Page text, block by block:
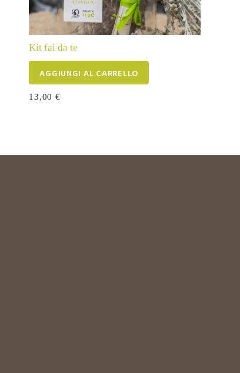
Kit fai da te
AGGIUNGI AL CARRELLO
13,00 €